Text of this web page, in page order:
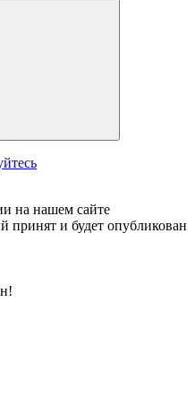
на нашем сайте
и будет опубликован